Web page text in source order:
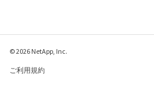
© 2026 NetApp, Inc.
ご利用規約